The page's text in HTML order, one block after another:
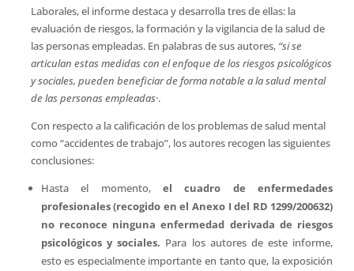
Laborales, el informe destaca y desarrolla tres de ellas: la
evaluación de riesgos, la formación y la vigilancia de la salud de
las personas empleadas. En palabras de sus autores, “si se
articulan estas medidas con el enfoque de los riesgos psicológicos
y sociales, pueden beneficiar de forma notable a la salud mental
de las personas empleadas·.
Con respecto a la calificación de los problemas de salud mental
como “accidentes de trabajo”, los autores recogen las siguientes
conclusiones:
Hasta el momento, el cuadro de enfermedades
profesionales (recogido en el Anexo I del RD 1299/200632)
no reconoce ninguna enfermedad derivada de riesgos
psicológicos y sociales. Para los autores de este informe,
esto es especialmente importante en tanto que, la exposición